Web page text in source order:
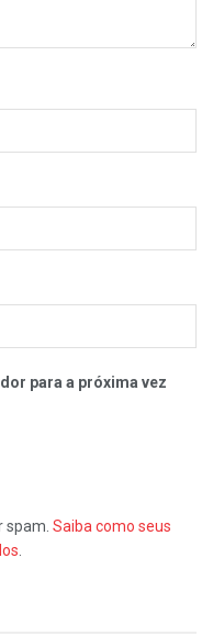
para a próxima vez
spam. Saiba como seus
.